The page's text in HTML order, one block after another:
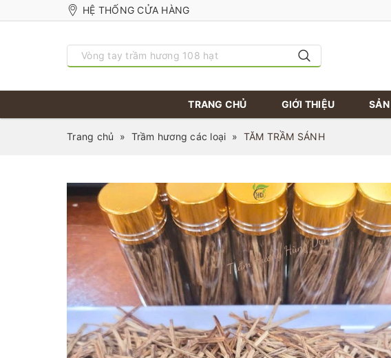
HỆ THỐNG CỬA HÀNG
TRANG CHỦ GIỚI THIỆU
Trang chủ » Trầm hương các loại » TĂM TRẦM SÁNH